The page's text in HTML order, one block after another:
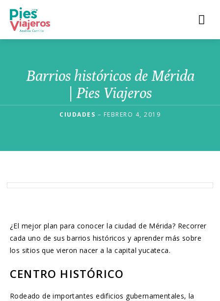
Barrios históricos de Mérida
| Pies Viajeros
CIUDADES – FEBRERO 4, 2019
¿El mejor plan para conocer la ciudad de Mérida? Recorrer
cada uno de sus barrios históricos y aprender más sobre
los sitios que vieron nacer a la capital yucateca.
CENTRO HISTÓRICO
Rodeado de importantes edificios gubernamentales, la